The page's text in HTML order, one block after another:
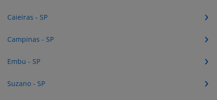
Caieiras - SP
Campinas - SP
Embu - SP
Suzano - SP